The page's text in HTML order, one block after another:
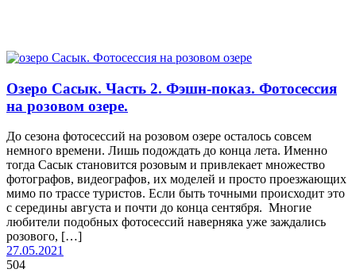
Озеро Сасык. Часть 2. Фэшн-показ. Фотосессия
на розовом озере.
До сезона фотосессий на розовом озере осталось совсем
немного времени. Лишь подождать до конца лета. Именно
тогда Сасык становится розовым и привлекает множество
фотографов, видеографов, их моделей и просто проезжающих
мимо по трассе туристов. Если быть точными происходит это
с середины августа и почти до конца сентября. Многие
любители подобных фотосессий наверняка уже заждались
розового, […]
27.05.2021
504